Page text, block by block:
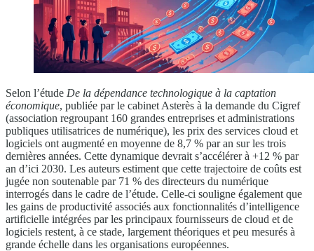
Selon l’étude De la dépendance technologique à la captation
économique, publiée par le cabinet Asterès à la demande du Cigref
(association regroupant 160 grandes entreprises et administrations
publiques utilisatrices de numérique), les prix des services cloud et
logiciels ont augmenté en moyenne de 8,7 % par an sur les trois
dernières années. Cette dynamique devrait s’accélérer à +12 % par
an d’ici 2030. Les auteurs estiment que cette trajectoire de coûts est
jugée non soutenable par 71 % des directeurs du numérique
interrogés dans le cadre de l’étude. Celle-ci souligne également que
les gains de productivité associés aux fonctionnalités d’intelligence
artificielle intégrées par les principaux fournisseurs de cloud et de
logiciels restent, à ce stade, largement théoriques et peu mesurés à
grande échelle dans les organisations européennes.